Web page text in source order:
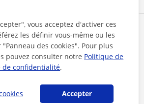
vous acceptez d'activer ces
les définir vous-même ou les
des cookies". Pour plus
pouvez consulter notre Politique de
de confidentialité.
Accepter